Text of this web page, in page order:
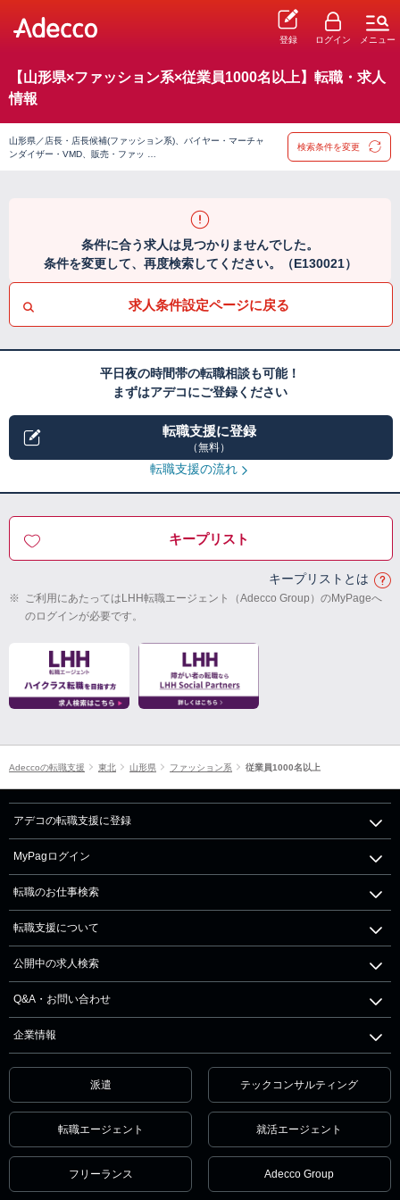
登録 ログイン メニュー
【山形県×ファッション系×従業員1000名以上】転職・求人
情報
山形県／店長・店長候補(ファッション系)、バイヤー・マーチャ
ンダイザー・VMD、販売・ファッ …
検索条件を変更
条件に合う求人は見つかりませんでした。
条件を変更して、再度検索してください。（E130021）
求人条件設定ページに戻る
平日夜の時間帯の転職相談も可能！
まずはアデコにご登録ください
転職支援に登録
（無料）
転職支援の流れ
キープリスト
キープリストとは
※ ご利用にあたってはLHH転職エージェント（Adecco Group）のMyPageへ
のログインが必要です。
Adeccoの転職支援 東北 山形県 ファッション系 従業員1000名以上
アデコの転職支援に登録
MyPagログイン
転職のお仕事検索
転職支援について
公開中の求人検索
Q&A・お問い合わせ
企業情報
派遣 テックコンサルティング
転職エージェント 就活エージェント
フリーランス Adecco Group